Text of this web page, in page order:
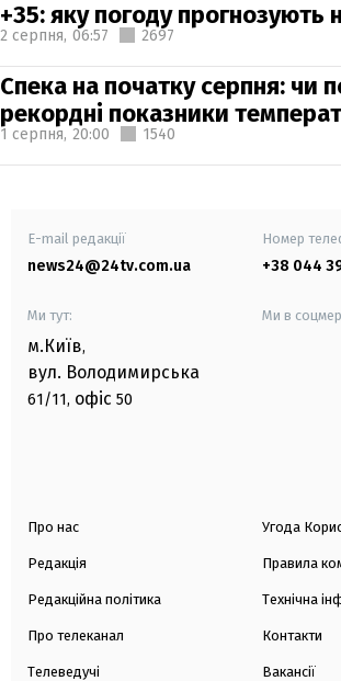
+35: яку погоду прогнозують
2 серпня, 06:57 2697
Спека на початку серпня: чи
рекордні показники
1 серпня, 20:00 1540
E-mail редакції
news24@24tv.com.ua
Номер
+38 044
Ми тут:
м.Київ,
вул. Володимирська
61/11, офіс 50
Ми в
Про нас
Редакція
Редакційна політика
Про телеканал
Телеведучі
Угода
Правила
Технічна
Контакти
Вакансії